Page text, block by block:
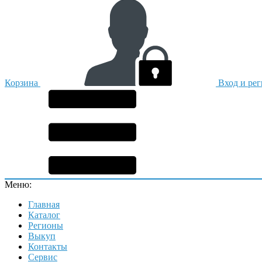
Корзина Вход и
Меню:
Главная
Каталог
Регионы
Выкуп
Контакты
Сервис